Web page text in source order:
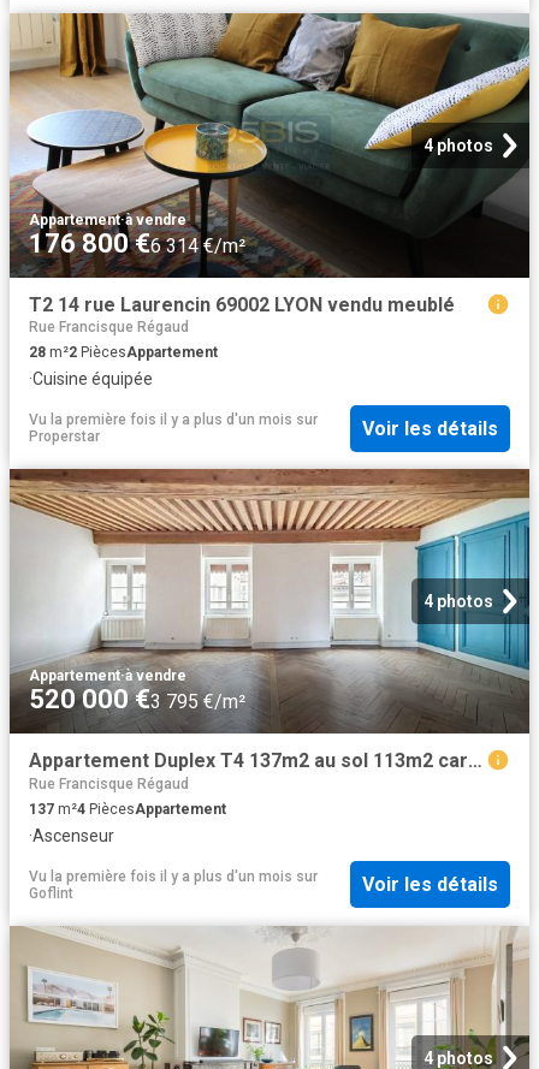
4 photos
Appartement·à vendre
176 800 €6 314 €/m²
T2 14 rue Laurencin 69002 LYON vendu meublé
Rue Francisque Régaud
28 m²2 PiècesAppartement
·Cuisine équipée
Vu la première fois il y a plus d'un mois sur
Properstar
Voir les détails
4 photos
Appartement·à vendre
520 000 €3 795 €/m²
Appartement Duplex T4 137m2 au sol 113m2 carrez LYON 2 Poutres apparentes rue calme
Rue Francisque Régaud
137 m²4 PiècesAppartement
·Ascenseur
Vu la première fois il y a plus d'un mois sur
Goflint
Voir les détails
4 photos